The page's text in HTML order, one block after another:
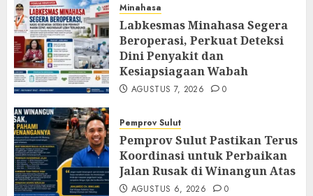
Minahasa
Labkesmas Minahasa Segera
Beroperasi, Perkuat Deteksi
Dini Penyakit dan
Kesiapsiagaan Wabah
AGUSTUS 7, 2026 0
Pemprov Sulut
Pemprov Sulut Pastikan Terus
Koordinasi untuk Perbaikan
Jalan Rusak di Winangun Atas
AGUSTUS 6, 2026 0